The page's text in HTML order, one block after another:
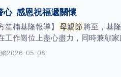
心 感恩祝福遞關懷
笙楠基隆報導】 母親節 將至，基
工作崗位上盡心盡力，同時兼顧
2026-05-08